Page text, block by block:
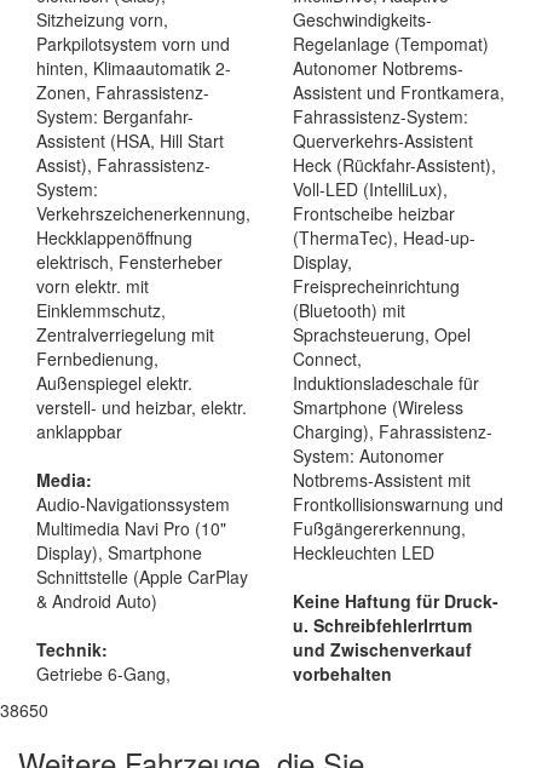
Sitzheizung vorn,
Parkpilotsystem vorn und
hinten, Klimaautomatik 2-
Zonen, Fahrassistenz-
System: Berganfahr-
Assistent (HSA, Hill Start
Assist), Fahrassistenz-
System:
Verkehrszeichenerkennung,
Heckklappenöffnung
elektrisch, Fensterheber
vorn elektr. mit
Einklemmschutz,
Zentralverriegelung mit
Fernbedienung,
Außenspiegel elektr.
verstell- und heizbar, elektr.
anklappbar
Media:
Audio-Navigationssystem
Multimedia Navi Pro (10"
Display), Smartphone
Schnittstelle (Apple CarPlay
& Android Auto)
Technik:
Getriebe 6-Gang,
Geschwindigkeits-
Regelanlage (Tempomat)
Autonomer Notbrems-
Assistent und Frontkamera,
Fahrassistenz-System:
Querverkehrs-Assistent
Heck (Rückfahr-Assistent),
Voll-LED (IntelliLux),
Frontscheibe heizbar
(ThermaTec), Head-up-
Display,
Freisprecheinrichtung
(Bluetooth) mit
Sprachsteuerung, Opel
Connect,
Induktionsladeschale für
Smartphone (Wireless
Charging), Fahrassistenz-
System: Autonomer
Notbrems-Assistent mit
Frontkollisionswarnung und
Fußgängererkennung,
Heckleuchten LED
Keine Haftung für Druck-
u. SchreibfehlerIrrtum
und Zwischenverkauf
vorbehalten
38650